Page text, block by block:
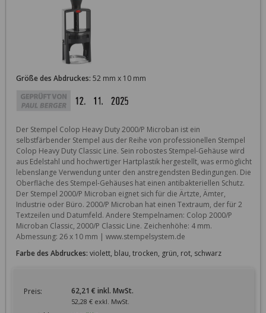
Größe des Abdruckes: 52 mm x 10 mm
Der Stempel Colop Heavy Duty 2000/P Microban ist ein
selbstfärbender Stempel aus der Reihe von professionellen Stempel
Colop Heavy Duty Classic Line. Sein robostes Stempel-Gehäuse wird
aus Edelstahl und hochwertiger Hartplastik hergestellt, was ermöglicht
lebenslange Verwendung unter den anstregendsten Bedingungen. Die
Oberfläche des Stempel-Gehäuses hat einen antibakteriellen Schutz.
Der Stempel 2000/P Microban eignet sich für die Ärtzte, Ämter,
Industrie oder Büro. 2000/P Microban hat einen Textraum, der für 2
Textzeilen und Datumfeld. Andere Stempelnamen: Colop 2000/P
Microban Classic, 2000/P Classic Line. Zeichenhöhe: 4 mm.
Abmessung: 26 x 10 mm | www.stempelsystem.de
Farbe des Abdruckes: violett, blau, trocken, grün, rot, schwarz
Preis: 62,21 € inkl. MwSt.
52,28 € exkl. MwSt.